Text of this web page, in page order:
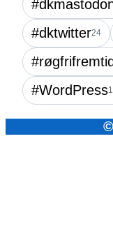
#dktwitter24
#WordPress